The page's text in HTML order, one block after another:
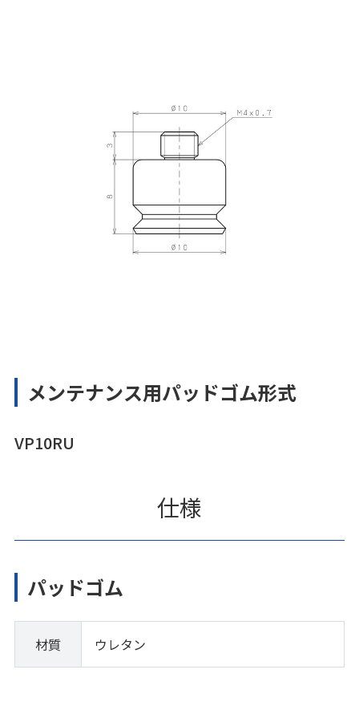
メンテナンス用パッドゴム形式
VP10RU
仕様
パッドゴム
材質 ウレタン